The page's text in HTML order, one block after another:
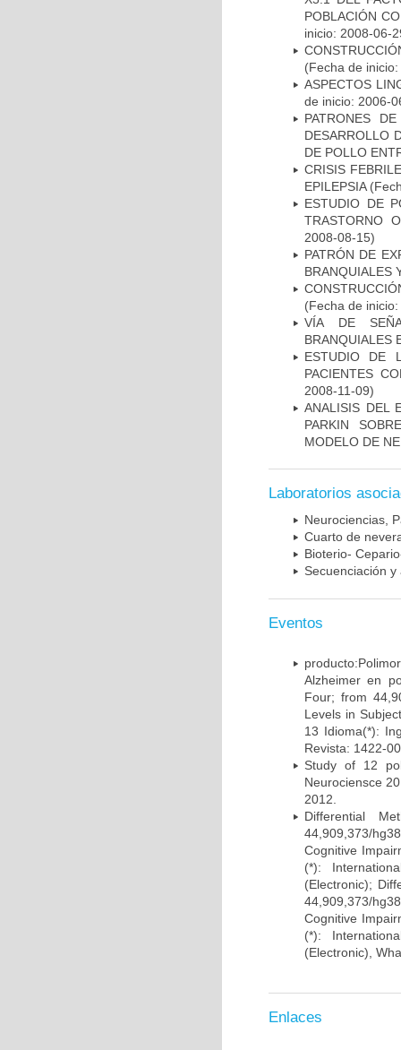
POBLACIÓN
inicio: 2008-06-
(Fecha de
ASPECTOS
de inicio: 2006-
PATRONES
DESARROLLO
DE POLLO
CRISIS
EPILEPSIA
ESTUDIO DE
TRASTORNO
2008-08-15)
PATRÓN DE
BRANQUIALES
(Fecha de
VÍA DE
BRANQUIALES
ESTUDIO DE
PACIENTES
2008-11-09)
ANALISIS DEL
PARKIN
MODELO DE
Laboratorios
Neurociencias,
Cuarto de
Bioterio-
Secuenciación
Eventos
Alzheimer en
Four; from
Levels in
13 Idioma(*):
Revista: 1422-
Study of 12
Neurociensce
2012.
Differential
44,909,373/
Cognitive
(*):
(Electronic);
44,909,373/
Cognitive
(*):
(Electronic),
Enlaces